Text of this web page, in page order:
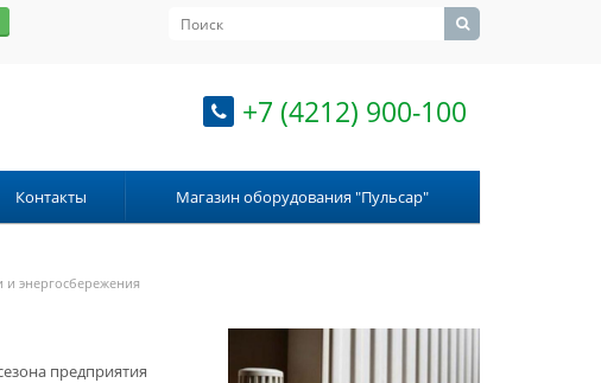
+7 (4212) 900-100
Контакты Магазин оборудования "Пульсар"
и энергосбережения
предприятия